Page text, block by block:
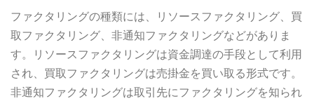
ファクタリングの種類には、リソースファクタリング、買
取ファクタリング、非通知ファクタリングなどがありま
す。リソースファクタリングは資金調達の手段として利用
され、買取ファクタリングは売掛金を買い取る形式です。
非通知ファクタリングは取引先にファクタリングを知られ